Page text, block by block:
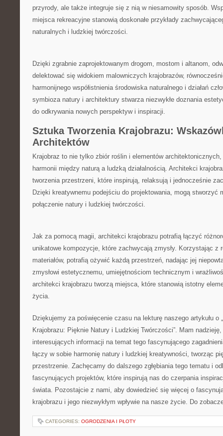
przyrody,‍ ale⁢ także ‍integruje ‌się z nią w niesamowity⁤ sposób.
miejsca ⁢rekreacyjne stanowią doskonałe przykłady
‌naturalnych i‌ ludzkiej twórczości.⁤
Dzięki zgrabnie zaprojektowanym drogom, mostom i altanom,
⁢delektować się⁢ widokiem malowniczych krajobrazów,
harmonijnego współistnienia środowiska naturalnego⁤ i działań
symbioza natury i architektury stwarza ‌niezwykłe‍ doznania
do odkrywania nowych perspektyw i ⁤inspiracji.
Sztuka Tworzenia Krajobrazu:
Architektów
Krajobraz ‌to nie⁣ tylko zbiór roślin i ⁤elementów
⁢harmonii ‍między naturą a ludzką działalnością. Architekci
tworzenia przestrzeni, ⁣które⁢ inspirują, relaksują i jednocześnie
⁢Dzięki kreatywnemu podejściu do projektowania, mogą stworzyć
⁤połączenie ‍natury i ‌ludzkiej⁣ twórczości.
Jak‍ za‍ pomocą magii,‌ architekci krajobrazu potrafią łączyć
unikatowe kompozycje, ⁢które zachwycają zmysły. Korzystając z
materiałów, potrafią ożywić każdą przestrzeń,‍ nadając jej‍
zmysłowi estetycznemu,⁣ umiejętnościom technicznym i⁢
‍architekci krajobrazu tworzą‍ miejsca, które stanowią istotny
życia.
Dziękujemy za‌ poświęcenie czasu na lekturę ⁢naszego artykułu o
Krajobrazu: Pięknie Natury i Ludzkiej Twórczości”. ⁢Mam
interesujących ‌informacji‍ na ​temat ⁣tego fascynującego
łączy w sobie harmonię natury ⁤i ludzkiej kreatywności, tworząc
przestrzenie. Zachęcamy ⁣do‌ dalszego‍ zgłębiania⁣ tego tematu ⁢i
fascynujących​ projektów, które‍ inspirują ​nas do czerpania
świata. Pozostajcie z nami, aby⁤ dowiedzieć się więcej o
krajobrazu i ⁣jego niezwykłym wpływie na nasze⁤ życie.​ Do
CATEGORIES: OGRODZENIA I PŁOTY